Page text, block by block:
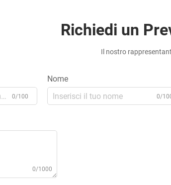
Richiedi un
Il nostro
0/100
Nome
0/
0/1000